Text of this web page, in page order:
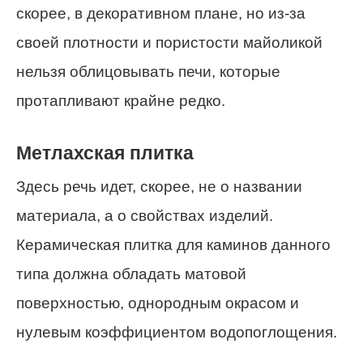
скорее, в декоративном плане, но из-за
своей плотности и пористости майоликой
нельзя облицовывать печи, которые
протапливают крайне редко.
Метлахская плитка
Здесь речь идет, скорее, не о названии
материала, а о свойствах изделий.
Керамическая плитка для каминов данного
типа должна обладать матовой
поверхностью, однородным окрасом и
нулевым коэффициентом водопоглощения.